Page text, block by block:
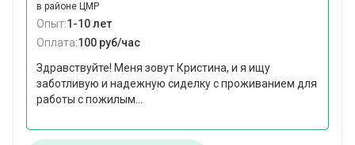
в районе ЦМР
Опыт:1-10 лет
Оплата:100 руб/час
Здравствуйте! Меня зовут Кристина, и я ищу
заботливую и надежную сиделку с проживанием для
работы с пожилым...